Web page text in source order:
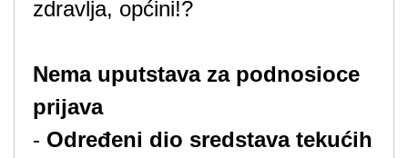
zdravlja, općini!?
Nema uputstava za podnosioce
prijava
- Određeni dio sredstava tekućih